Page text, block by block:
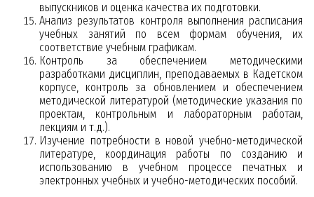
выпускников и оценка качества их подготовки.
Анализ результатов контроля выполнения расписания
учебных занятий по всем формам обучения, их
соответствие учебным графикам.
Контроль за обеспечением методическими
разработками дисциплин, преподаваемых в Кадетском
корпусе, контроль за обновлением и обеспечением
методической литературой (методические указания по
проектам, контрольным и лабораторным работам,
лекциям и т.д.).
Изучение потребности в новой учебно-методической
литературе, координация работы по созданию и
использованию в учебном процессе печатных и
электронных учебных и учебно-методических пособий.